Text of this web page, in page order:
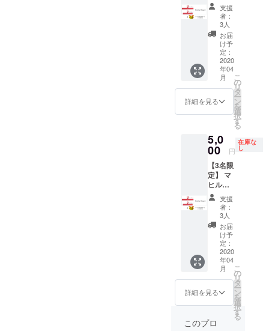
際にお
送りす
るミサ
ンガは
写真見
本と異
なる場
合があ
りま
作り品
である
はお許
しくだ
さい。
ハン
ガー
（おと
な用1個
＋こど
も用1
個）＋
マヒル
が考え
た感謝
の気持
ち① ＜
ハン
色＞ 全
て1色を
選択可
＜感謝
の気持
ち①と
は？＞
ハン
ガーの
１つに
『マヒ
ルのサ
イン』
を入れ
ます。
支援
者：
3人
お届
け予
定：
2020
年04
月
詳細を見る
こ
の
リ
タ
ー
ン
を
選
択
す
る
5,0
00 円
在庫な
し
【3名限
定】 マ
ヒルハ
ンガー
（おと
な用2個
＋こど
も用1
個）＋
マヒル
が考え
た感謝
の気持
ち② ＜
ハン
ガーの
色＞ 全
て1色を
支援
者：
3人
お届
け予
定：
2020
年04
月
詳細を見る
こ
の
リ
タ
ー
ン
を
選
択
す
る
このプロ